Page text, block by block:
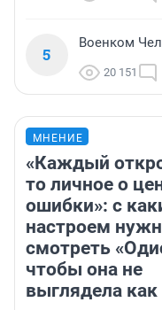
5
Военком
20 151
МНЕНИЕ
«Каждый
то личное о
ошибки»: с
настроем
смотреть
чтобы она не
выглядела